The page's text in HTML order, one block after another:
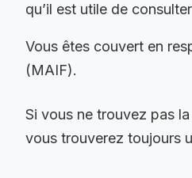
qu’il est utile de
Vous êtes couvert en
(MAIF).
Si vous ne trouvez pas
vous trouverez toujours